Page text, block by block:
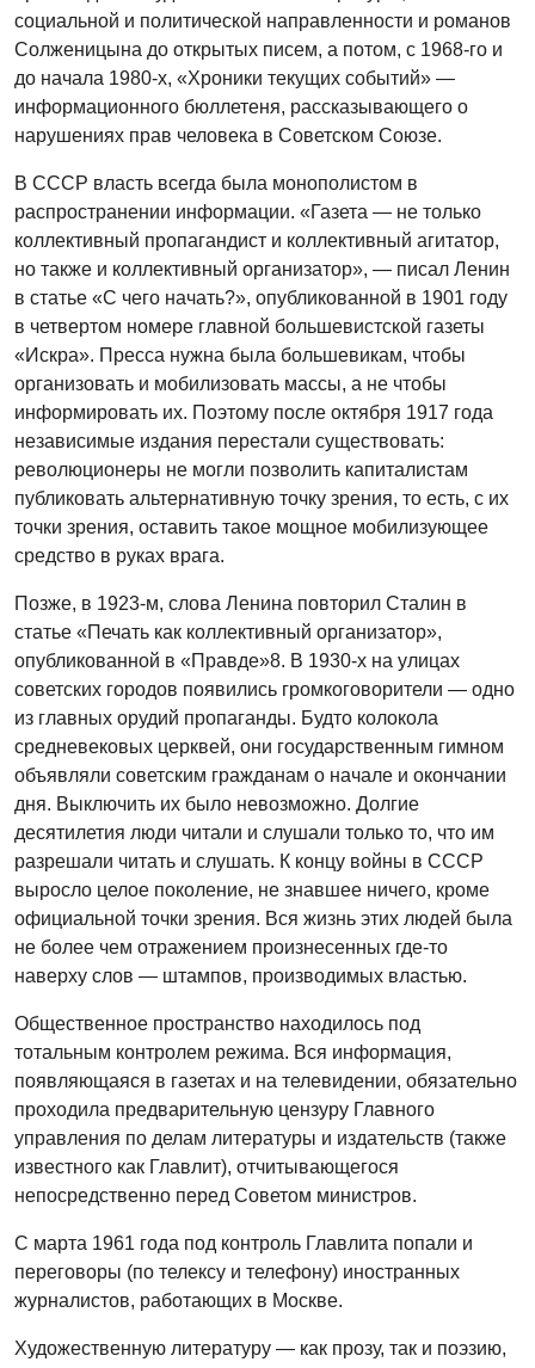
социальной и политической направленности и романов
Солженицына до открытых писем, а потом, с 1968-го и
до начала 1980-х, «Хроники текущих событий» —
информационного бюллетеня, рассказывающего о
нарушениях прав человека в Советском Союзе.
В СССР власть всегда была монополистом в
распространении информации. «Газета — не только
коллективный пропагандист и коллективный агитатор,
но также и коллективный организатор», — писал Ленин
в статье «С чего начать?», опубликованной в 1901 году
в четвертом номере главной большевистской газеты
«Искра». Пресса нужна была большевикам, чтобы
организовать и мобилизовать массы, а не чтобы
информировать их. Поэтому после октября 1917 года
независимые издания перестали существовать:
революционеры не могли позволить капиталистам
публиковать альтернативную точку зрения, то есть, с их
точки зрения, оставить такое мощное мобилизующее
средство в руках врага.
Позже, в 1923-м, слова Ленина повторил Сталин в
статье «Печать как коллективный организатор»,
опубликованной в «Правде»8. В 1930-х на улицах
советских городов появились громкоговорители — одно
из главных орудий пропаганды. Будто колокола
средневековых церквей, они государственным гимном
объявляли советским гражданам о начале и окончании
дня. Выключить их было невозможно. Долгие
десятилетия люди читали и слушали только то, что им
разрешали читать и слушать. К концу войны в СССР
выросло целое поколение, не знавшее ничего, кроме
официальной точки зрения. Вся жизнь этих людей была
не более чем отражением произнесенных где-то
наверху слов — штампов, производимых властью.
Общественное пространство находилось под
тотальным контролем режима. Вся информация,
появляющаяся в газетах и на телевидении, обязательно
проходила предварительную цензуру Главного
управления по делам литературы и издательств (также
известного как Главлит), отчитывающегося
непосредственно перед Советом министров.
С марта 1961 года под контроль Главлита попали и
переговоры (по телексу и телефону) иностранных
журналистов, работающих в Москве.
Художественную литературу — как прозу, так и поэзию,